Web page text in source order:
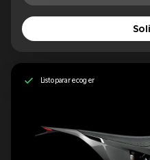
Listo para recoger